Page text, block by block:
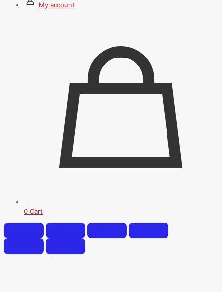
My account
0 Cart